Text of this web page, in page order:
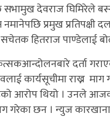
सभामुख देवराज घिमिरेले
प्रमुख प्रतिपक्षी
हितराज पाण्डेलाई
दर्ता
कार्यसूचीमा राख्न
आरोप थियो । उनले
गरेका छन । न्युज कारखाना